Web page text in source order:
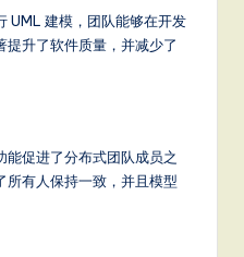
UML 建模，团队能够在开发
提升了软件质量，并减少了
促进了分布式团队成员之
所有人保持一致，并且模型